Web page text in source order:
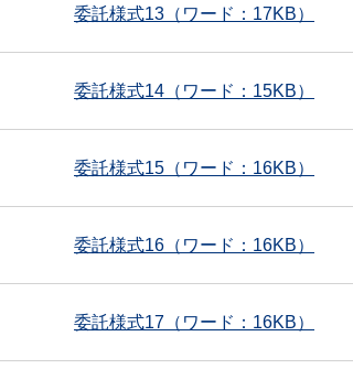
委託様式13（ワード：17KB）
委託様式14（ワード：15KB）
委託様式15（ワード：16KB）
委託様式16（ワード：16KB）
委託様式17（ワード：16KB）